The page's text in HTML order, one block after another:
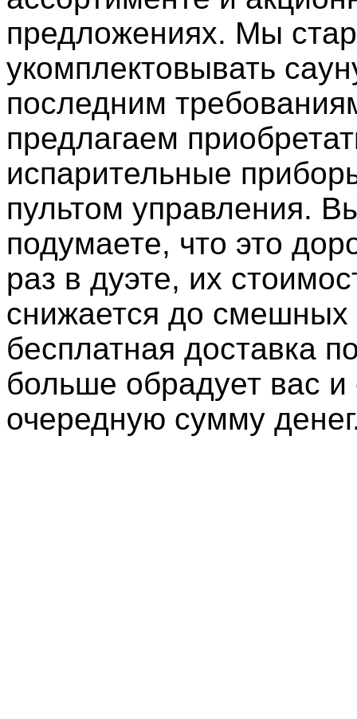
предложениях. Мы
укомплектовывать
последним
предлагаем
испарительные
пультом управления.
подумаете, что это
раз в дуэте, их
снижается до смешных
бесплатная доставка
больше обрадует вас и
очередную сумму